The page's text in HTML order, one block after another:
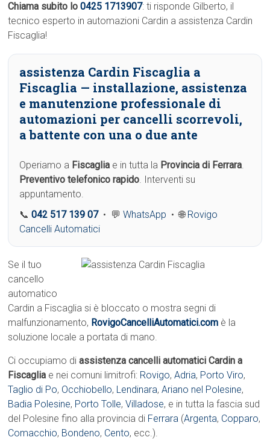
Chiama subito lo0425 1713907: ti risponde Gilberto, il
tecnico esperto in automazioni Cardin a assistenza Cardin
Fiscaglia!
assistenza Cardin Fiscaglia a
Fiscaglia — installazione, assistenza
e manutenzione professionale di
automazioni per cancelli scorrevoli,
a battente con una o due ante
Operiamo a Fiscaglia e in tutta la Provincia di Ferrara.
Preventivo telefonico rapido. Interventi su
appuntamento.
📞042 517 139 07• 💬WhatsApp • 🌐 Rovigo
Cancelli Automatici
Se il tuo
cancello
automatico
Cardin a Fiscaglia si è bloccato o mostra segni di
malfunzionamento, RovigoCancelliAutomatici.com è la
soluzione locale a portata di mano.
Ci occupiamo diassistenza cancelli automatici Cardin a
Fiscaglia e nei comuni limitrofi: Rovigo,Adria, Porto Viro,
Taglio di Po, Occhiobello, Lendinara,Ariano nel Polesine,
Badia Polesine, Porto Tolle,Villadose, e in tutta la fascia sud
del Polesine fino alla provincia di Ferrara (Argenta, Copparo,
Comacchio, Bondeno, Cento, ecc.).